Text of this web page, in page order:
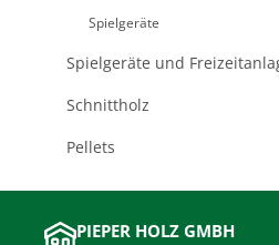
Spielgeräte
Spielgeräte und
Schnittholz
Pellets
PIEPER HOLZ GMBH